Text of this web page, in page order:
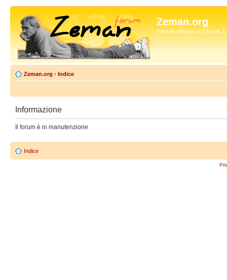
Zeman.org
Il forum ufficiale di Zdenek
Zeman.org ‹ Indice
Informazione
Il forum è in manutenzione
Indice